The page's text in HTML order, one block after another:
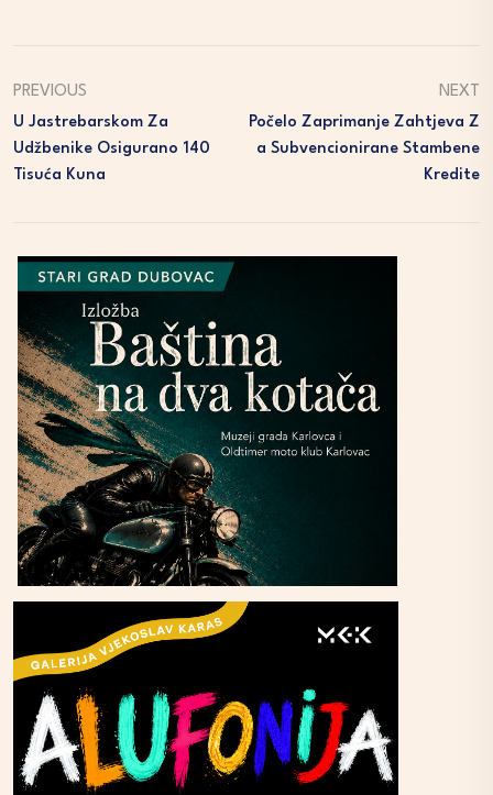
PREVIOUS
U Jastrebarskom Za
Udžbenike Osigurano 140
Tisuća Kuna
NEXT
Počelo Zaprimanje Zahtjeva Z
A Subvencionirane Stambene
Kredite